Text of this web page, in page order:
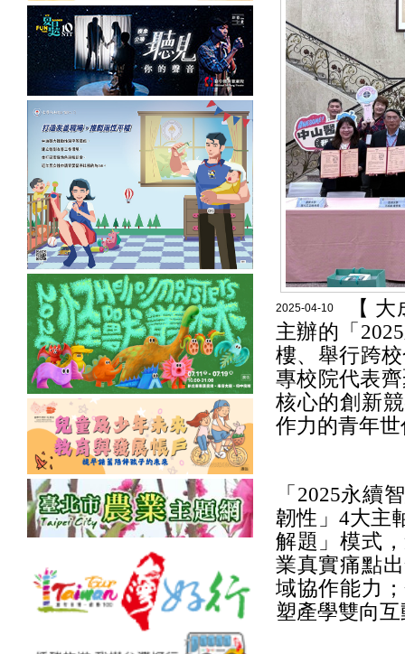
2025-04-10
【
主辦的「
樓、舉行跨
專校院代表
核心的創新
作力的青年
「2025永續
韌性」4大主
解題」模式
業真實痛點
域協作能力
塑產學雙向